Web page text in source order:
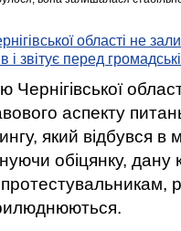
області не
і звітує перед
Чернігівської
аспекту
який відбувся в
обіцянку, дану